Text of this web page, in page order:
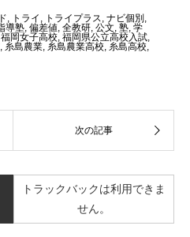
, トライ , トライプラス, ナビ個別 ,
導塾, 偏差値, 全教研, 公文, 塾, 学
福岡女子高校, 福岡県公立高校入試,
, 糸島農業, 糸島農業高校, 糸島高校,
トラックバックは利用できま
せん。